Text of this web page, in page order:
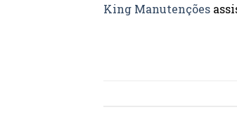
King Manutenções